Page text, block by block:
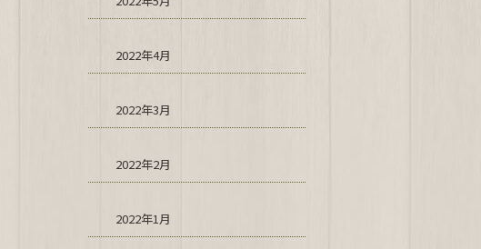
2022年4月
2022年3月
2022年2月
2022年1月